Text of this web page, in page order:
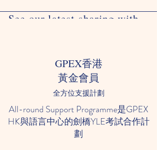
See our latest sharing with
GPEX香港
黃金會員
全方位支援計劃
All-round Support Programme是GPEX
HK與語言中心的劍橋YLE考試合作計
劃